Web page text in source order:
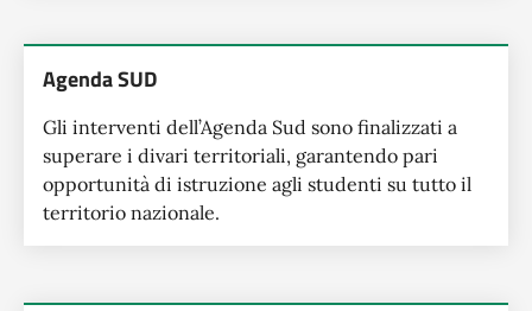
Agenda SUD
Gli interventi dell’Agenda Sud sono finalizzati a
superare i divari territoriali, garantendo pari
opportunità di istruzione agli studenti su tutto il
territorio nazionale.